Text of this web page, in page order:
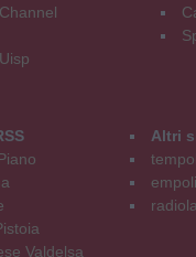
Valdelsa
Altri